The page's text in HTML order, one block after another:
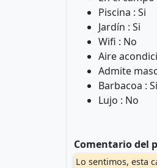
Piscina : Si
Jardín : Si
Wifi : No
Aire
Admite
Barbacoa : Si
Lujo : No
Comentario del
Lo sentimos, esta